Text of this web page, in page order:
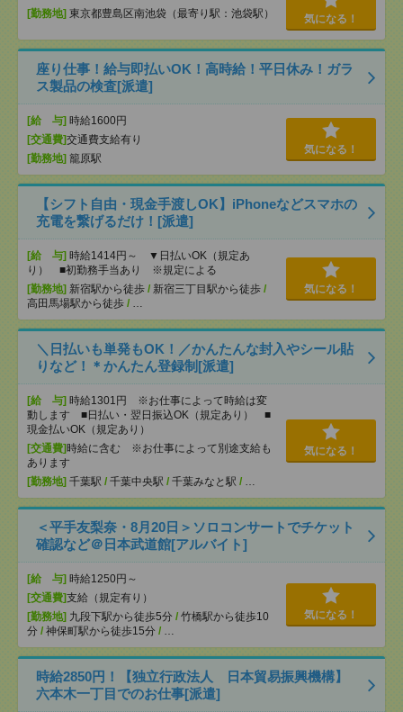
[勤務地] 東京都豊島区南池袋（最寄り駅：池袋駅） 気になる！
座り仕事！給与即払いOK！高時給！平日休み！ガラ
ス製品の検査[派遣]
[給 与] 時給1600円
[交通費]交通費支給有り
[勤務地] 籠原駅
気になる！
【シフト自由・現金手渡しOK】iPhoneなどスマホの
充電を繋げるだけ！[派遣]
[給 与] 時給1414円～ ▼日払いOK（規定あ
り） ■初勤務手当あり ※規定による
[勤務地] 新宿駅から徒歩 / 新宿三丁目駅から徒歩 /
高田馬場駅から徒歩 / …
気になる！
＼日払いも単発もOK！／かんたんな封入やシール貼
りなど！＊かんたん登録制[派遣]
[給 与] 時給1301円 ※お仕事によって時給は変
動します ■日払い・翌日振込OK（規定あり） ■
現金払いOK（規定あり）
[交通費]時給に含む ※お仕事によって別途支給も
あります
[勤務地] 千葉駅 / 千葉中央駅 / 千葉みなと駅 / …
気になる！
＜平手友梨奈・8月20日＞ソロコンサートでチケット
確認など＠日本武道館[アルバイト]
[給 与] 時給1250円～
[交通費]支給（規定有り）
[勤務地] 九段下駅から徒歩5分 / 竹橋駅から徒歩10
分 / 神保町駅から徒歩15分 / …
気になる！
時給2850円！【独立行政法人 日本貿易振興機構】
六本木一丁目でのお仕事[派遣]